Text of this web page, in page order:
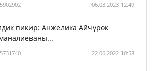
5902902 06.03.2023 12:49
пикир: Анжелика Айчүрөк
5731740 22.06.2022 10:58